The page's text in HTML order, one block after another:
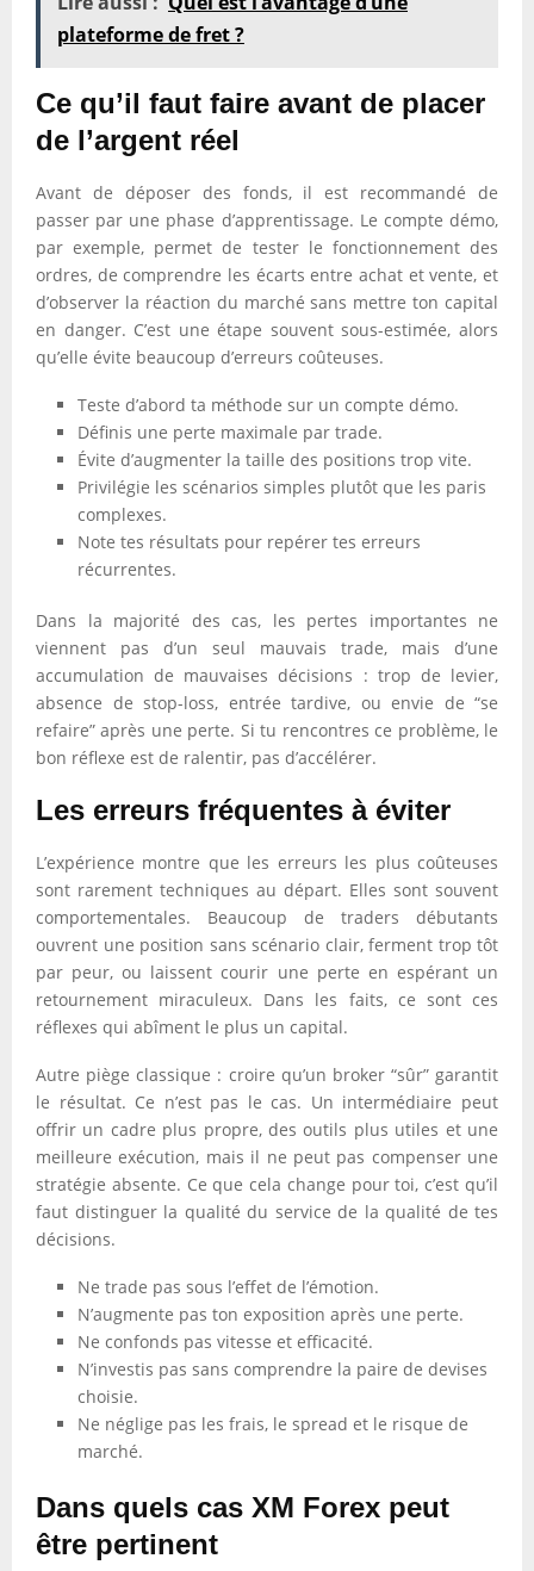
plateforme de fret ?
Ce qu’il faut faire avant de placer
de l’argent réel
Avant de déposer des fonds, il est recommandé de
passer par une phase d’apprentissage. Le compte démo,
par exemple, permet de tester le fonctionnement des
ordres, de comprendre les écarts entre achat et vente, et
d’observer la réaction du marché sans mettre ton capital
en danger. C’est une étape souvent sous-estimée, alors
qu’elle évite beaucoup d’erreurs coûteuses.
Teste d’abord ta méthode sur un compte démo.
Définis une perte maximale par trade.
Évite d’augmenter la taille des positions trop vite.
Privilégie les scénarios simples plutôt que les paris
complexes.
Note tes résultats pour repérer tes erreurs
récurrentes.
Dans la majorité des cas, les pertes importantes ne
viennent pas d’un seul mauvais trade, mais d’une
accumulation de mauvaises décisions : trop de levier,
absence de stop-loss, entrée tardive, ou envie de “se
refaire” après une perte. Si tu rencontres ce problème, le
bon réflexe est de ralentir, pas d’accélérer.
Les erreurs fréquentes à éviter
L’expérience montre que les erreurs les plus coûteuses
sont rarement techniques au départ. Elles sont souvent
comportementales. Beaucoup de traders débutants
ouvrent une position sans scénario clair, ferment trop tôt
par peur, ou laissent courir une perte en espérant un
retournement miraculeux. Dans les faits, ce sont ces
réflexes qui abîment le plus un capital.
Autre piège classique : croire qu’un broker “sûr” garantit
le résultat. Ce n’est pas le cas. Un intermédiaire peut
offrir un cadre plus propre, des outils plus utiles et une
meilleure exécution, mais il ne peut pas compenser une
stratégie absente. Ce que cela change pour toi, c’est qu’il
faut distinguer la qualité du service de la qualité de tes
décisions.
Ne trade pas sous l’effet de l’émotion.
N’augmente pas ton exposition après une perte.
Ne confonds pas vitesse et efficacité.
N’investis pas sans comprendre la paire de devises
choisie.
Ne néglige pas les frais, le spread et le risque de
marché.
Dans quels cas XM Forex peut
être pertinent